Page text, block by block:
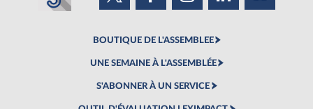
BOUTIQUE DE L'ASSEMBLEE
UNE SEMAINE À L'ASSEMBLÉE
S'ABONNER À UN SERVICE